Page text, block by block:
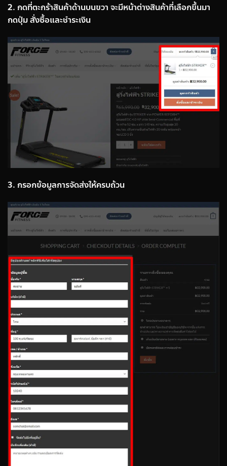
2. กดที่ตะกร้าสินค้าด้านบนขวา จะมีหน้าต่างสินค้าที่เลือกขึ้นมา
กดปุ่ม สั่งซื้อและชำระเงิน
3. กรอกข้อมูลการจัดส่งให้ครบถ้วน